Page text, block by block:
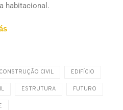
habitacional.
CONSTRUÇÃO CIVIL EDIFÍCIO
ESTRUTURA FUTURO